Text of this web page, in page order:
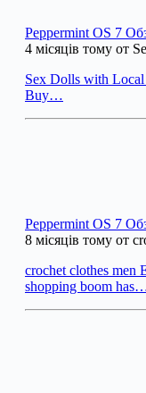
Peppermint OS 7
4 місяців тому от
Sex Dolls with Local
Buy…
Peppermint OS 7
8 місяців тому от
crochet clothes men
shopping boom